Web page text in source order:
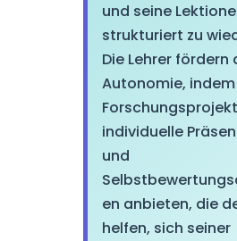
und seine
strukturiert zu
Die Lehrer fördern
Autonomie, indem
individuelle
und
en anbieten, die
helfen, sich seiner